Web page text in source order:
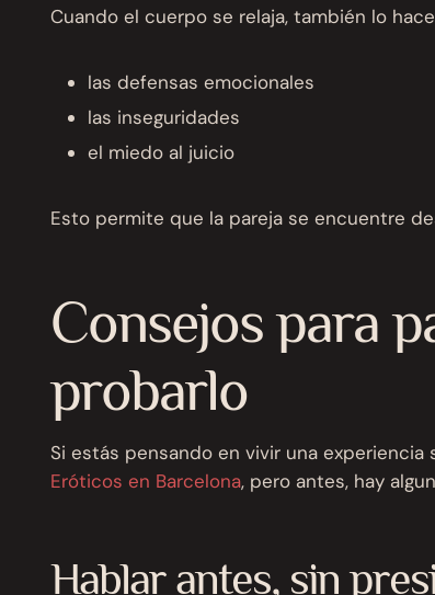
Cuando el cuerpo se relaja, también lo
las defensas emocionales
las inseguridades
el miedo al juicio
Esto permite que la pareja se encuentre
Consejos para
probarlo
Si estás pensando en vivir una experiencia
Eróticos en Barcelona, pero antes, hay
Hablar antes, sin